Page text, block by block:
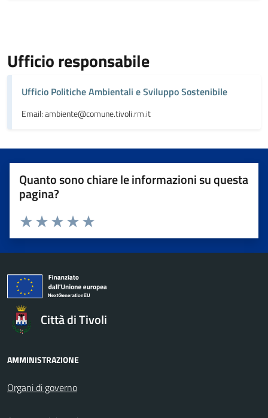
Ufficio responsabile
Ufficio Politiche Ambientali e Sviluppo Sostenibile
Email: ambiente@comune.tivoli.rm.it
Quanto sono chiare le informazioni su questa
pagina?
Valuta da 1 a 5 stelle la pagina
Valuta 5 stelle su 5
Valuta 4 stelle su 5
Valuta 3 stelle su 5
Valuta 2 stelle su 5
Valuta 1 stelle su 5
Città di Tivoli
AMMINISTRAZIONE
Organi di governo